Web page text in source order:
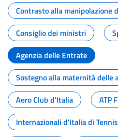
Contrasto alla
Consiglio dei ministri
Agenzia delle Entrate
Sostegno alla maternità delle
Aero Club d'Italia
ATP
Internazionali d'Italia di